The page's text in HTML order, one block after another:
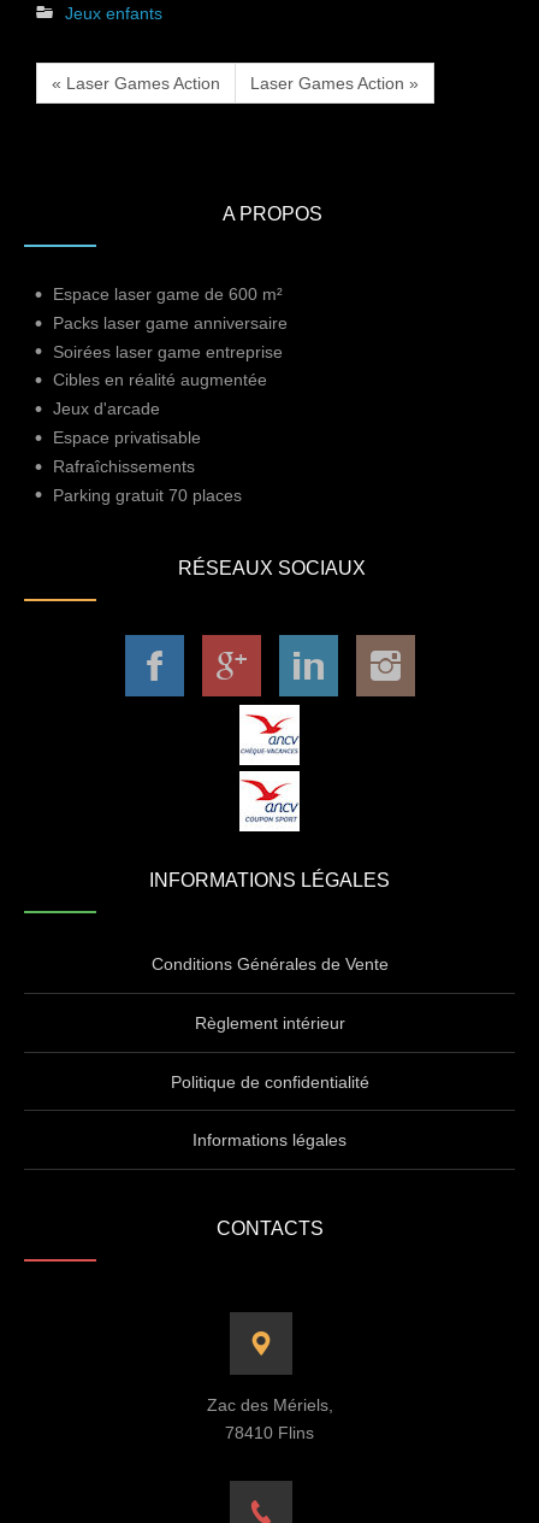
Jeux enfants
« Laser Games Action Laser Games Action »
A PROPOS
Espace laser game de 600 m²
Packs laser game anniversaire
Soirées laser game entreprise
Cibles en réalité augmentée
Jeux d'arcade
Espace privatisable
Rafraîchissements
Parking gratuit 70 places
RÉSEAUX SOCIAUX
INFORMATIONS LÉGALES
Conditions Générales de Vente
Règlement intérieur
Politique de confidentialité
Informations légales
CONTACTS
Zac des Mériels,
78410 Flins